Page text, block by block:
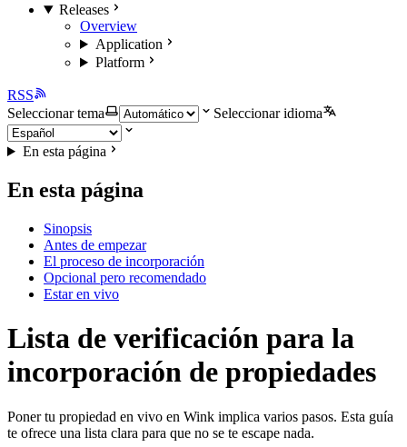
Releases
Overview
Application
Platform
RSS
Seleccionar tema
Seleccionar idioma
En esta página
En esta página
Sinopsis
Antes de empezar
El proceso de incorporación
Opcional pero recomendado
Estar en vivo
Lista de verificación para la
incorporación de propiedades
Poner tu propiedad en vivo en Wink implica varios pasos. Esta guía
te ofrece una lista clara para que no se te escape nada.